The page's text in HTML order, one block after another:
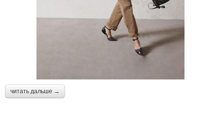
читать дальше →